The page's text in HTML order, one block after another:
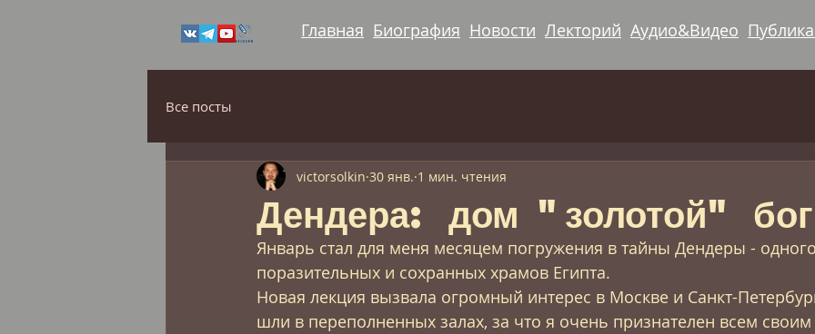
Главная Биография Новости Лекторий Аудио&Видео
Все посты
Дендера: дом "золотой"
victorsolkin 30 янв. 1 мин. чтения
Январь стал для меня месяцем погружения в тайны Дендеры -
поразительных и сохранных храмов Египта.
Новая лекция вызвала огромный интерес в Москве и Санкт-
шли в переполненных залах, за что я очень признателен всем